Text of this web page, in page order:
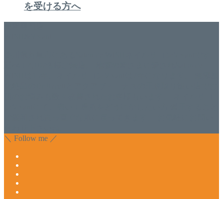
を受ける方へ
＼ Follow me ／